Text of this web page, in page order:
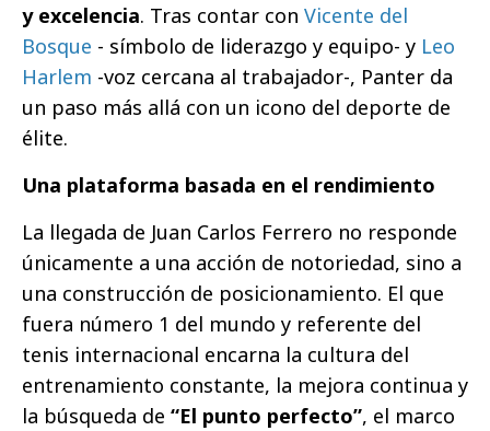
y excelencia. Tras contar con Vicente del
Bosque - símbolo de liderazgo y equipo- y Leo
Harlem -voz cercana al trabajador-, Panter da
un paso más allá con un icono del deporte de
élite.
Una plataforma basada en el rendimiento
La llegada de Juan Carlos Ferrero no responde
únicamente a una acción de notoriedad, sino a
una construcción de posicionamiento. El que
fuera número 1 del mundo y referente del
tenis internacional encarna la cultura del
entrenamiento constante, la mejora continua y
la búsqueda de “El punto perfecto”, el marco